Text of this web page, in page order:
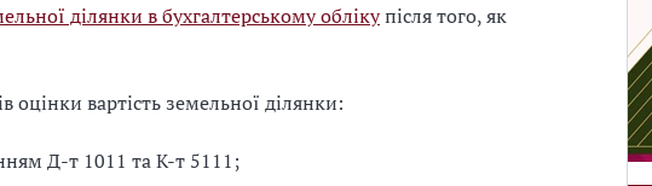
ділянки в бухгалтерському облікупісля того, як
оцінки вартість земельної ділянки:
Д-т 1011 та К-т 5111;